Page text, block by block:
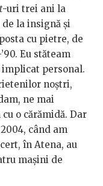
-uri trei ani la
la insignă şi
cu pietre, de
Eu stăteam
personal.
noştri,
ne mai
o cărămidă. Dar
când am
în Atena, au
maşini de